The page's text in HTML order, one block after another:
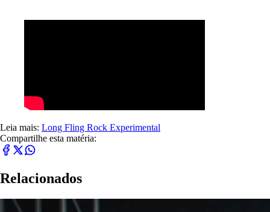
Leia mais: Long Fling Rock Experimental
Compartilhe esta matéria:
Relacionados